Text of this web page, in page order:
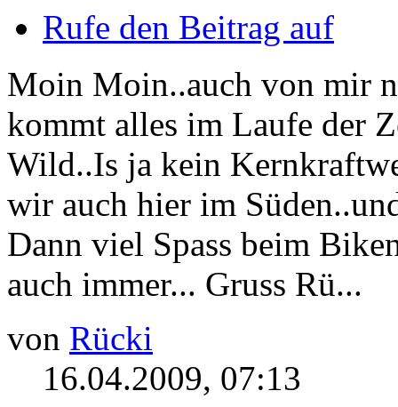
Rufe den Beitrag auf
Moin Moin..auch von mir
kommt alles im Laufe der
Wild..Is ja kein
wir auch hier im
Dann viel Spass beim
auch immer... Gruss Rü...
von Rücki
16.04.2009, 07:13